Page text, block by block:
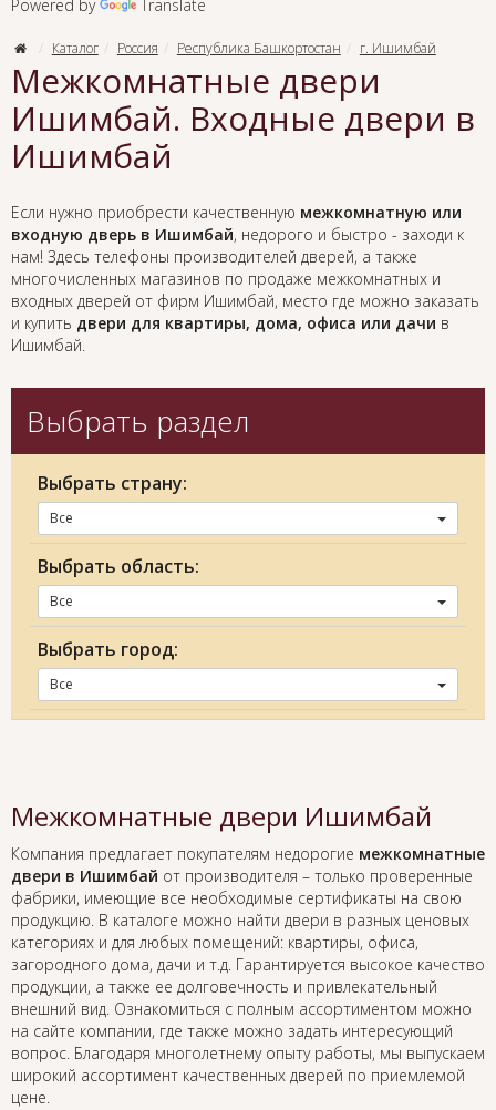
Powered by Translate
Каталог Россия Республика Башкортостан г. Ишимбай
Межкомнатные двери
Ишимбай. Входные двери в
Ишимбай
Если нужно приобрести качественную межкомнатную или
входную дверь в Ишимбай, недорого и быстро - заходи к
нам! Здесь телефоны производителей дверей, а также
многочисленных магазинов по продаже межкомнатных и
входных дверей от фирм Ишимбай, место где можно заказать
и купить двери для квартиры, дома, офиса или дачи в
Ишимбай.
Выбрать раздел
Выбрать страну:
Все
Выбрать область:
Все
Выбрать город:
Все
Межкомнатные двери Ишимбай
Компания предлагает покупателям недорогие межкомнатные
двери в Ишимбай от производителя – только проверенные
фабрики, имеющие все необходимые сертификаты на свою
продукцию. В каталоге можно найти двери в разных ценовых
категориях и для любых помещений: квартиры, офиса,
загородного дома, дачи и т.д. Гарантируется высокое качество
продукции, а также ее долговечность и привлекательный
внешний вид. Ознакомиться с полным ассортиментом можно
на сайте компании, где также можно задать интересующий
вопрос. Благодаря многолетнему опыту работы, мы выпускаем
широкий ассортимент качественных дверей по приемлемой
цене.